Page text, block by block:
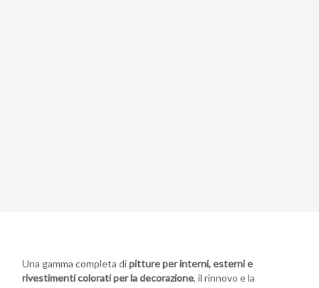
Una gamma completa dipitture per interni, esterni e
rivestimenti colorati per la decorazione, il rinnovo e la